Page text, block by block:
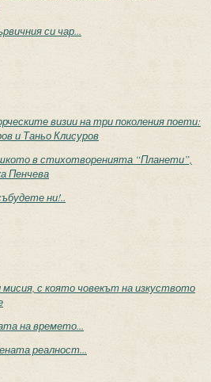
си чар...
визии на три поколения поети:
и Таньо Клисуров
в стихотворенията “Планети”,
Пенчева
ни!..
с която човекът на изкуството
на времето...
реалност...